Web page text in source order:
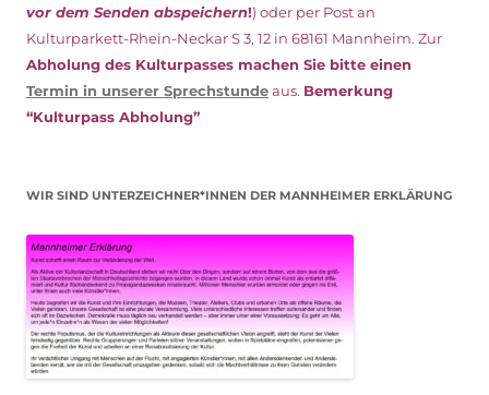
vor dem Senden abspeichern!) oder per Post an
Kulturparkett-Rhein-Neckar S 3, 12 in 68161 Mannheim. Zur
Abholung des Kulturpasses machen Sie bitte einen
Termin in unserer Sprechstundeaus. Bemerkung
“Kulturpass Abholung”
WIR SIND UNTERZEICHNER*INNEN DER MANNHEIMER ERKLÄRUNG